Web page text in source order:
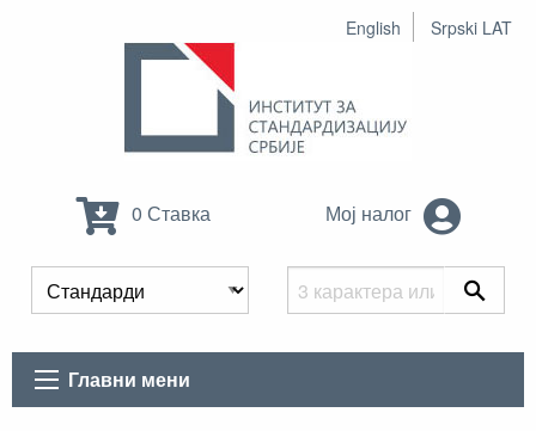
English Srpski LAT
0 Ставка Мој налог
Главни мени